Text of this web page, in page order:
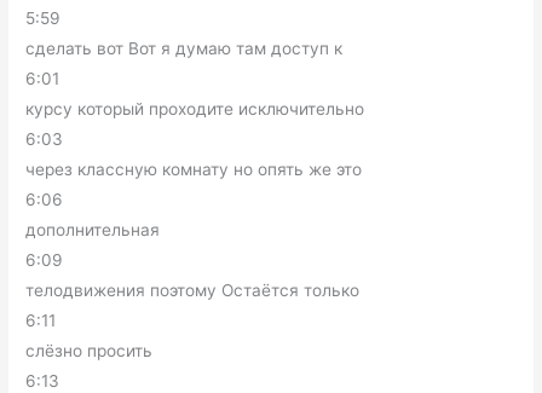
5:59
сделать вот Вот я думаю там доступ к
6:01
курсу который проходите исключительно
6:03
через классную комнату но опять же это
6:06
дополнительная
6:09
телодвижения поэтому Остаётся только
6:11
слёзно просить
6:13